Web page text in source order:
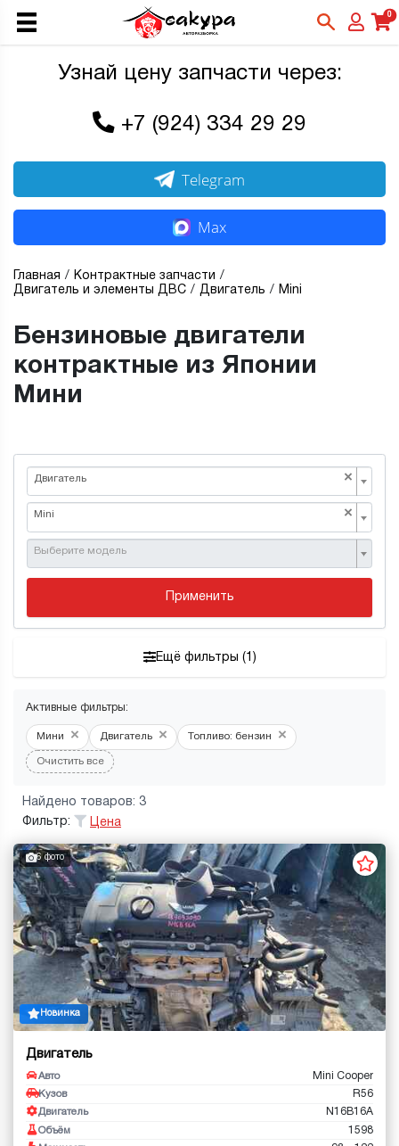
0
Узнай цену запчасти через:
+7 (924) 334 29 29
Telegram
Max
Главная
Контрактные запчасти
Двигатель и элементы ДВС
Двигатель Mini
Бензиновые двигатели
контрактные из Японии
Мини
×
Двигатель
×
Mini
Выберите модель
Применить
Ещё фильтры (1)
Активные фильтры:
Мини × Двигатель × Топливо: бензин ×
Очистить все
Найдено товаров: 3
Фильтр:
Цена
6 фото
Новинка
Двигатель
Авто Mini Cooper
Кузов R56
Двигатель N16B16A
Объём 1598